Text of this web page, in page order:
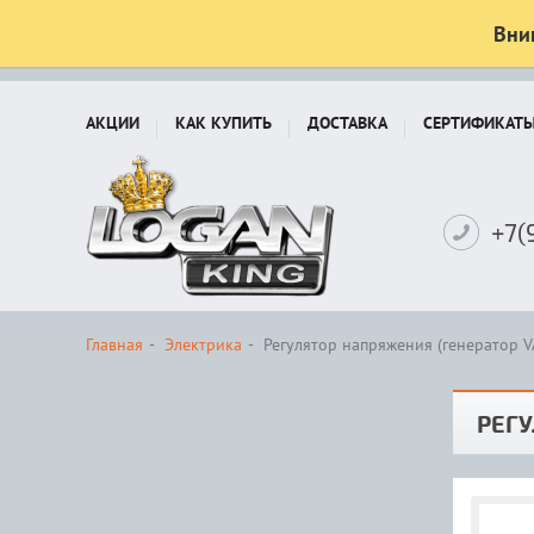
АКЦИИ КАК КУПИТЬ ДОСТАВКА
Главная Электрика Регулятор напряжения (генератор